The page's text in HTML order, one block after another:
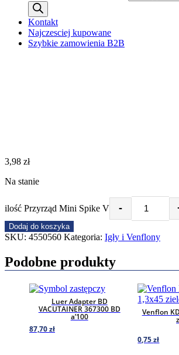
Kontakt
Najczesciej kupowane
Szybkie zamowienia B2B
3,98 zł
Na stanie
ilość Przyrząd Mini Spike V -
Dodaj do koszyka
SKU: 4550560 Kategoria: Igły i Venflony
Podobne produkty
Luer Adapter BD
VACUTAINER 367300 BD
a’100
87,70zł
Venflon
0,75zł